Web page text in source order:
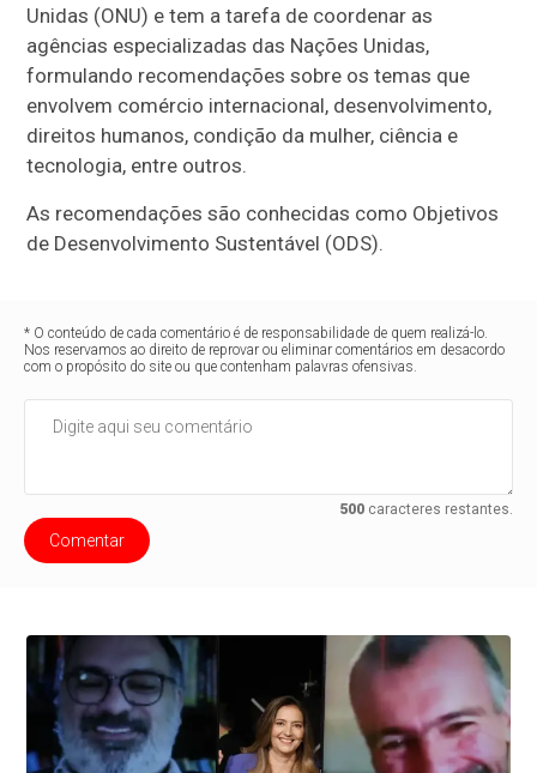
Unidas (ONU) e tem a tarefa de coordenar as
agências especializadas das Nações Unidas,
formulando recomendações sobre os temas que
envolvem comércio internacional, desenvolvimento,
direitos humanos, condição da mulher, ciência e
tecnologia, entre outros.
As recomendações são conhecidas como Objetivos
de Desenvolvimento Sustentável (ODS).
* O conteúdo de cada comentário é de responsabilidade de quem realizá-lo.
Nos reservamos ao direito de reprovar ou eliminar comentários em desacordo
com o propósito do site ou que contenham palavras ofensivas.
500caracteres restantes.
Comentar